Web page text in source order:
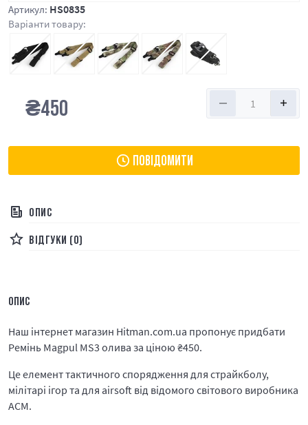
Артикул: HS0835
Варіанти товару:
₴450
ПОВІДОМИТИ
ОПИС
ВІДГУКИ (0)
ОПИС
Наш інтернет магазин Hitman.com.ua пропонує придбати
Ремінь Magpul MS3 олива за ціною ₴450.
Це елемент тактичного спорядження для страйкболу,
мілітарі ігор та для airsoft від відомого світового виробника
ACM.